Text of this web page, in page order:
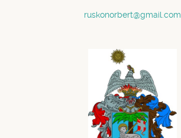
ruskonorbert@gmail.com